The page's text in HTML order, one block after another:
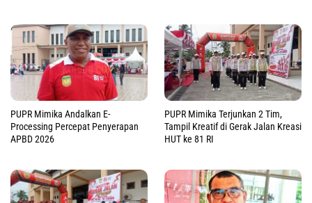
PUPR Mimika Andalkan E-
Processing Percepat Penyerapan
APBD 2026
PUPR Mimika Terjunkan 2 Tim,
Tampil Kreatif di Gerak Jalan Kreasi
HUT ke 81 RI